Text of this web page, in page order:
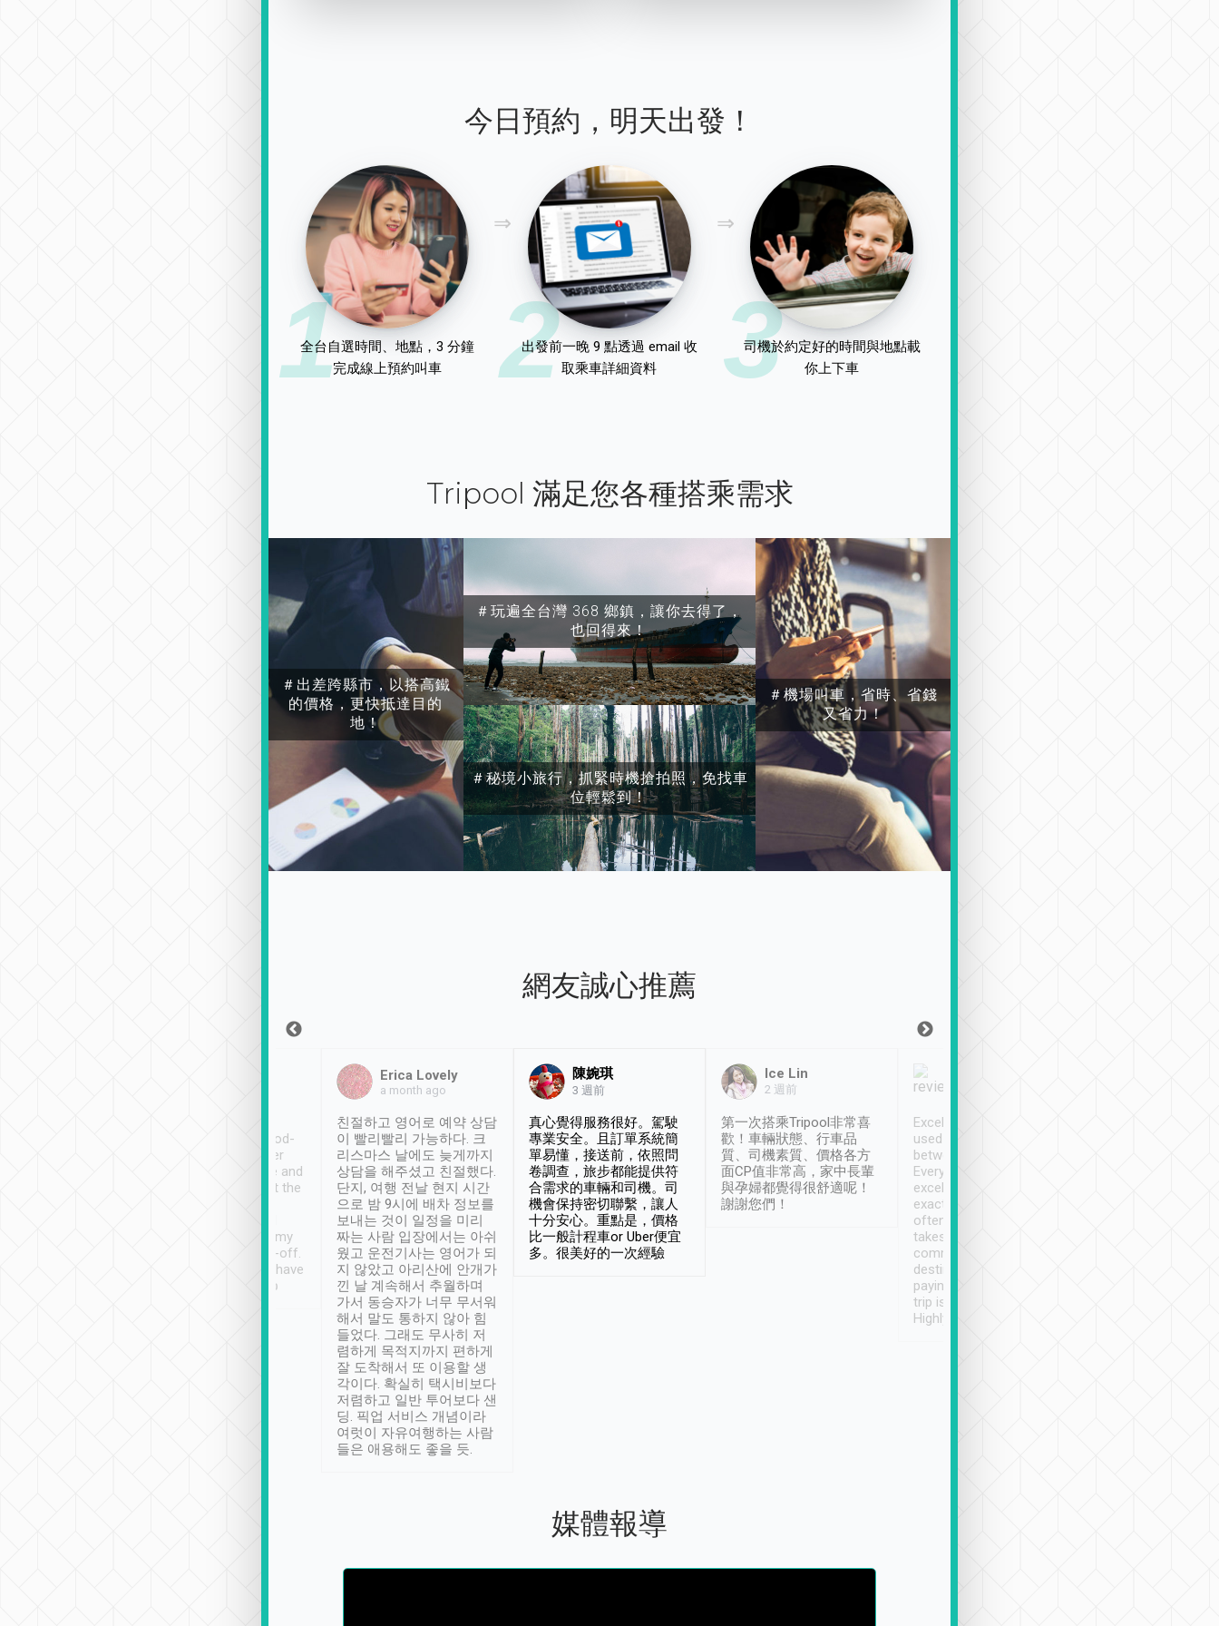
今日預約，明天出發！
1
全台自選時間、地點，3 分鐘
完成線上預約叫車
2
出發前一晚 9 點透過 email 收
取乘車詳細資料
3
司機於約定好的時間與地點載
你上下車
Tripool 滿足您各種搭乘需求
＃出差跨縣市，以搭高鐵
的價格，更快抵達目的
地！
＃玩遍全台灣 368 鄉鎮，讓你去得了，
也回得來！
＃秘境小旅行，抓緊時機搶拍照，免找車
位輕鬆到！
＃機場叫車，省時、省錢
又省力！
網友誠心推薦
service, vehicles in good-
condition and the driver
service was awesome and
thoughtful. Driver went the
have safely arrived at my
destination after drop-off.
Definitely something I have
not seen elsewhere 👍
Erica Lovely
a month ago
친절하고 영어로 예약 상담
이 빨리빨리 가능하다. 크
리스마스 날에도 늦게까지
상담을 해주셨고 친절했다.
단지, 여행 전날 현지 시간
으로 밤 9시에 배차 정보를
보내는 것이 일정을 미리
짜는 사람 입장에서는 아쉬
웠고 운전기사는 영어가 되
지 않았고 아리산에 안개가
낀 날 계속해서 추월하며
가서 동승자가 너무 무서워
해서 말도 통하지 않아 힘
들었다. 그래도 무사히 저
렴하게 목적지까지 편하게
잘 도착해서 또 이용할 생
각이다. 확실히 택시비보다
저렴하고 일반 투어보다 샌
딩. 픽업 서비스 개념이라
여럿이 자유여행하는 사람
들은 애용해도 좋을 듯.
陳婉琪
3 週前
真心覺得服務很好。駕駛
專業安全。且訂單系統簡
單易懂，接送前，依照問
卷調查，旅步都能提供符
合需求的車輛和司機。司
機會保持密切聯繫，讓人
十分安心。重點是，價格
比一般計程車or Uber便宜
多。很美好的一次經驗
Ice Lin
2 週前
第一次搭乘Tripool非常喜
歡！車輛狀態、行車品
質、司機素質、價格各方
面CP值非常高，家中長輩
與孕婦都覺得很舒適呢！
謝謝您們！
Excellent service. We have
used Tripool to travel
between cities in Taiwan.
Every driver has been
excellent and arrives
exactly on time. As there is
often limited English it
takes the difficulty out of
communicating the
destination details and
paying online prior to the
trip is very convenient.
Highly recommended
媒體報導